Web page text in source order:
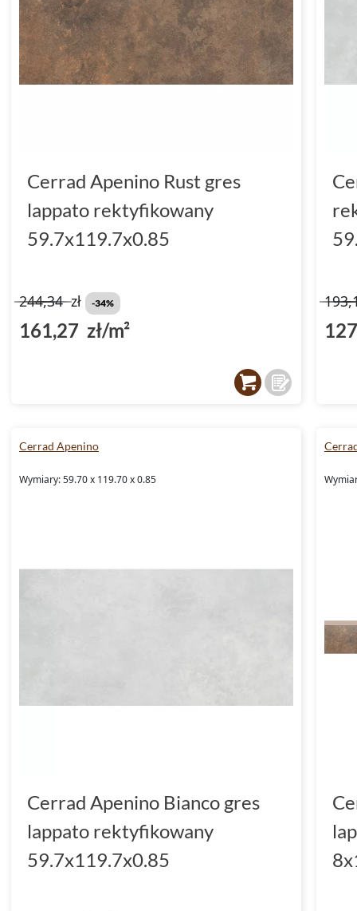
Cerrad Apenino Rust gres
lappato rektyfikowany
59.7x119.7x0.85
244,34zł -34%
161,27 zł/m²
Cerrad Apenino
Wymiary: 59.70 x 119.70 x 0.85
Cerrad Apenino Bianco gres
lappato rektyfikowany
59.7x119.7x0.85